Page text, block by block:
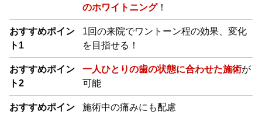
のホワイトニング！
おすすめポイン
ト1
1回の来院でワントーン程の効果、変化
を目指せる！
おすすめポイン
ト2
一人ひとりの歯の状態に合わせた施術が
可能
おすすめポイン
施術中の痛みにも配慮